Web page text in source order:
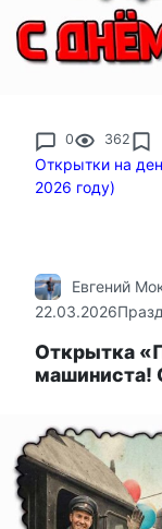
0 362
Открытки на
2026 году)
Евгений
22.03.2026
Открытка
машиниста!